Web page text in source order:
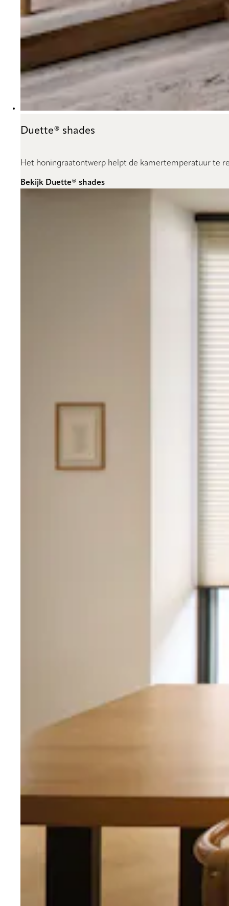
Duette® shades
Het honingraatontwerp helpt de kamertemperatuur te
Bekijk Duette® shades